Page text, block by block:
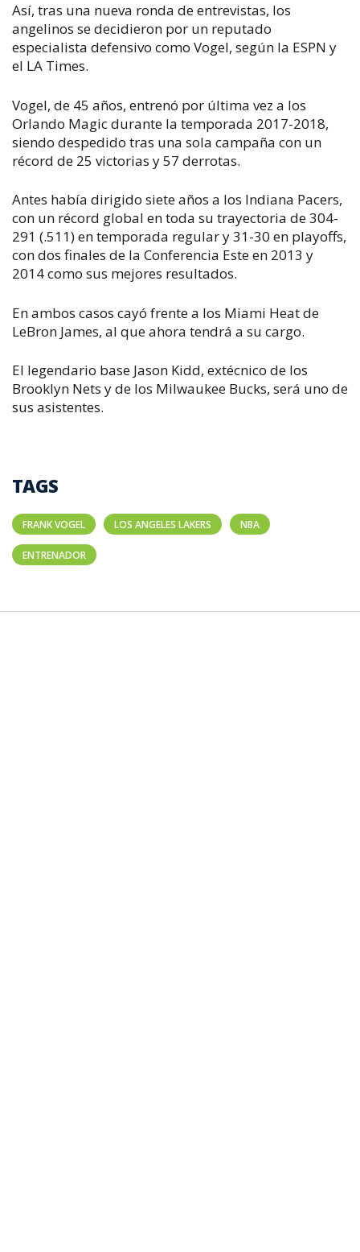
Así, tras una nueva ronda de entrevistas, los
angelinos se decidieron por un reputado
especialista defensivo como Vogel, según la ESPN y
el LA Times.
Vogel, de 45 años, entrenó por última vez a los
Orlando Magic durante la temporada 2017-2018,
siendo despedido tras una sola campaña con un
récord de 25 victorias y 57 derrotas.
Antes había dirigido siete años a los Indiana Pacers,
con un récord global en toda su trayectoria de 304-
291 (.511) en temporada regular y 31-30 en playoffs,
con dos finales de la Conferencia Este en 2013 y
2014 como sus mejores resultados.
En ambos casos cayó frente a los Miami Heat de
LeBron James, al que ahora tendrá a su cargo.
El legendario base Jason Kidd, extécnico de los
Brooklyn Nets y de los Milwaukee Bucks, será uno de
sus asistentes.
TAGS
FRANK VOGEL LOS ANGELES LAKERS NBA
ENTRENADOR